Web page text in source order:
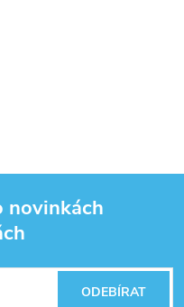
novinkách
ODEBÍRAT